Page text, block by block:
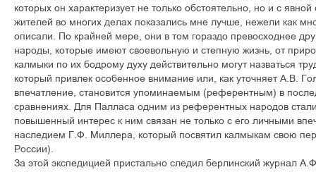
которых он характеризует не только обстоятельно, но и с
жителей во многих делах показались мне лучше, нежели как
описали. По крайней мере, они в том гораздо превосходнее
народы, которые имеют своевольную и степную жизнь, от
калмыки по их бодрому духу действительно могут назваться
который привлек особенное внимание или, как уточняет А.В.
впечатление, становится упоминаемым (референтным) в
сравнениях. Для Палласа одним из референтных народов
повышенный интерес к ним связан не только с его личными
наследием Г.Ф. Миллера, который посвятил калмыкам свою
России).
За этой экспедицией пристально следил берлинский журнал